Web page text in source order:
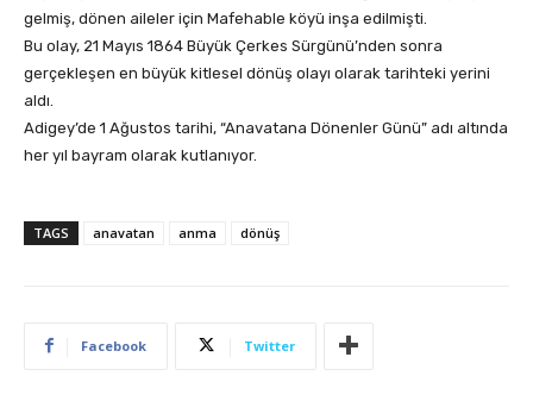
gelmiş, dönen aileler için Mafehable köyü inşa edilmişti.
Bu olay, 21 Mayıs 1864 Büyük Çerkes Sürgünü’nden sonra
gerçekleşen en büyük kitlesel dönüş olayı olarak tarihteki yerini
aldı.
Adigey’de 1 Ağustos tarihi, “Anavatana Dönenler Günü” adı altında
her yıl bayram olarak kutlanıyor.
TAGS anavatan anma dönüş
Facebook Twitter